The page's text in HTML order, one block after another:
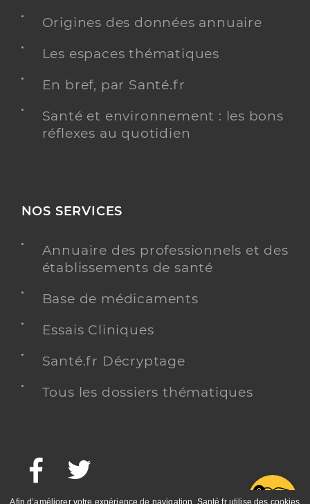
Origines des données annuaire
Les espaces thématiques
En bref, par Santé.fr
Santé et environnement : les bons
réflexes au quotidien
NOS SERVICES
Annuaire des professionnels et des
établissements de santé
Base de médicaments
Essais Cliniques
Santé.fr Décryptage
Tous les dossiers thématiques
Facebook
Afin d’améliorer votre expérience de navigation, Santé.fr utilise des cookies